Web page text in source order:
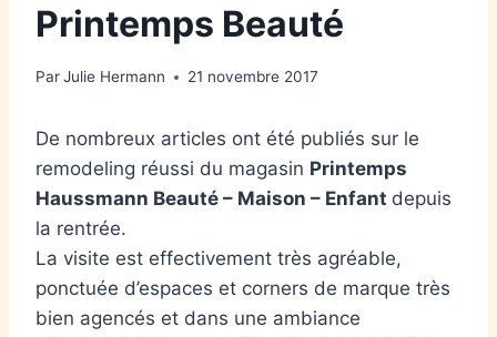
Printemps Beauté
ParJulie Hermann 21 novembre 2017
De nombreux articles ont été publiés sur le
remodeling réussi du magasin Printemps
Haussmann Beauté – Maison – Enfant depuis
la rentrée.
La visite est effectivement très agréable,
ponctuée d’espaces et corners de marque très
bien agencés et dans une ambiance